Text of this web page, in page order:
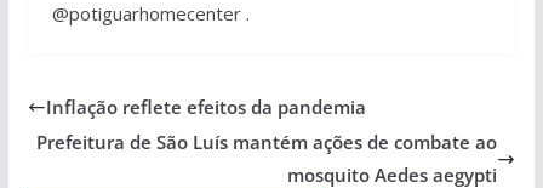
@potiguarhomecenter .
Inflação reflete efeitos da pandemia
Prefeitura de São Luís mantém ações de combate ao
mosquito Aedes aegypti